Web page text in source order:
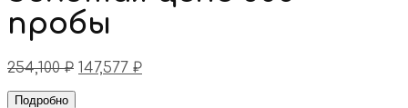
пробы
254,100₽ 147,577 ₽
Подробно